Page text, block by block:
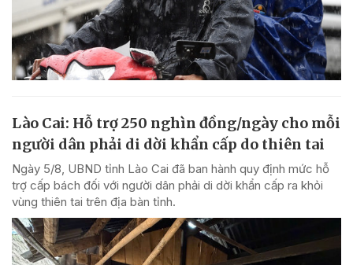
Lào Cai: Hỗ trợ 250 nghìn đồng/ngày cho mỗi
người dân phải di dời khẩn cấp do thiên tai
Ngày 5/8, UBND tỉnh Lào Cai đã ban hành quy định mức hỗ
trợ cấp bách đối với người dân phải di dời khẩn cấp ra khỏi
vùng thiên tai trên địa bàn tỉnh.